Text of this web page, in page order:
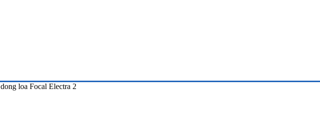
dong loa Focal Electra 2